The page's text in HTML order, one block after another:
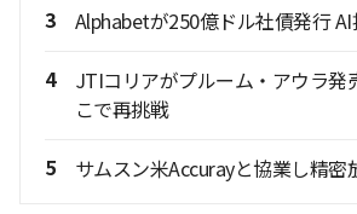
3 Alphabetが250億ドル社債発行
4
JTIコリアがプルーム・アウラ発
こで再挑戦
5 サムスン米Accurayと協業し精密